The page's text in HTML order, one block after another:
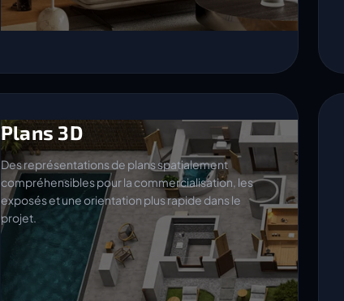
Plans 3D
Des représentations de plans spatialement
compréhensibles pour la commercialisation, les
exposés et une orientation plus rapide dans le
projet.